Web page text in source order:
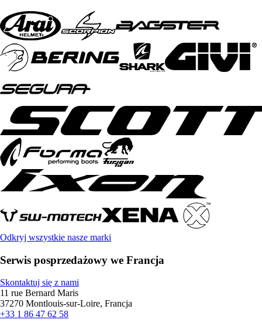
Odkryj wszystkie nasze marki
Serwis posprzedażowy we Francja
Skontaktuj się z nami
11 rue Bernard Maris
37270 Montlouis-sur-Loire, Francja
+33 1 86 47 62 58